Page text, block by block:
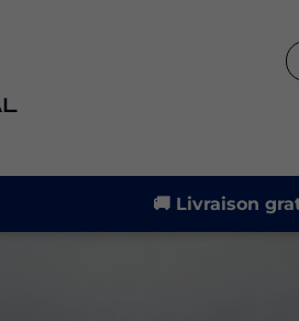
🚚 Livraison